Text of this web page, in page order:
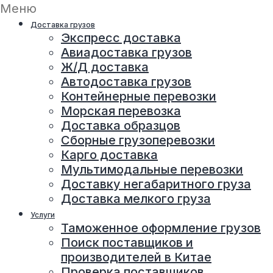
Меню
Доставка грузов
Экспресс доставка
Авиадоставка грузов
Ж/Д доставка
Автодоставка грузов
Контейнерные перевозки
Морская перевозка
Доставка образцов
Сборные грузоперевозки
Карго доставка
Мультимодальные перевозки
Доставку негабаритного груза
Доставка мелкого груза
Услуги
Таможенное оформление грузов
Поиск поставщиков и
производителей в Китае